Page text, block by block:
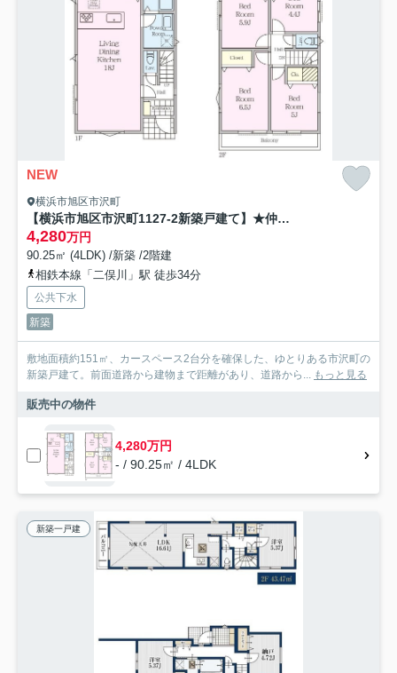
NEW
横浜市旭区市沢町
【横浜市旭区市沢町1127-2新築戸建て】★仲介手数料無料★（市沢小学校・西谷中学校）
4,280万円
90.25㎡ (4LDK) /新築 /2階建
相鉄本線「二俣川」駅 徒歩34分
公共下水
新築
敷地面積約151㎡、カースペース2台分を確保した、ゆとりある市沢町の
新築戸建て。前面道路から建物まで距離があり、道路から... もっと見る
販売中の物件
4,280万円
- / 90.25㎡ / 4LDK
新築一戸建